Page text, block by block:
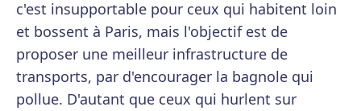
c'est insupportable pour ceux qui habitent loin
et bossent à Paris, mais l'objectif est de
proposer une meilleur infrastructure de
transports, par d'encourager la bagnole qui
pollue. D'autant que ceux qui hurlent sur